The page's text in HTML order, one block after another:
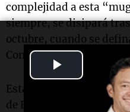
Video
complejidad a esta
siempre, se disipará
octubre, cuando se
Congreso.
Esta es solo la pelea
de Buenos Aires, pero